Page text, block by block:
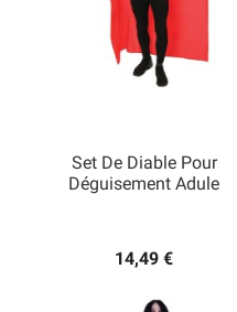
Set De Diable Pour
Déguisement Adule
14,49 €